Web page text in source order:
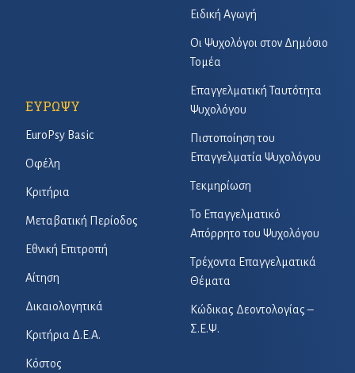
Ειδική Αγωγή
Οι Ψυχολόγοι στον Δημόσιο
Τομέα
Επαγγελματική Ταυτότητα
Ψυχολόγου
Πιστοποίηση του
Επαγγελματία Ψυχολόγου
Τεκμηρίωση
Το Επαγγελματικό
Απόρρητο του Ψυχολόγου
Τρέχοντα Επαγγελματικά
Θέματα
Κώδικας Δεοντολογίας –
Σ.Ε.Ψ.
ΕΥΡΩΨΥ
EuroPsy Basic
Οφέλη
Κριτήρια
Μεταβατική Περίοδος
Εθνική Επιτροπή
Αίτηση
Δικαιολογητικά
Κριτήρια Δ.Ε.Α.
Κόστος